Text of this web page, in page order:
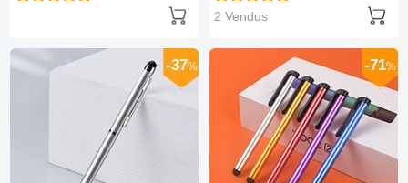
2 Vendus
-37% -71%